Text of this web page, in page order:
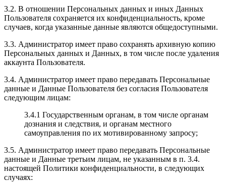
3.2. В отношении Персональных данных и иных Данных
Пользователя сохраняется их конфиденциальность, кроме
случаев, когда указанные данные являются общедоступными.
3.3. Администратор имеет право сохранять архивную копию
Персональных данных и Данных, в том числе после удаления
аккаунта Пользователя.
3.4. Администратор имеет право передавать Персональные
данные и Данные Пользователя без согласия Пользователя
следующим лицам:
3.4.1 Государственным органам, в том числе органам
дознания и следствия, и органам местного
самоуправления по их мотивированному запросу;
3.5. Администратор имеет право передавать Персональные
данные и Данные третьим лицам, не указанным в п. 3.4.
настоящей Политики конфиденциальности, в следующих
случаях: